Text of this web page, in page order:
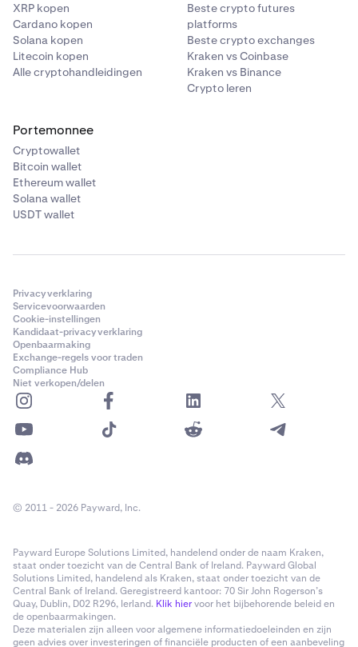
• TRX
• DOT
• AAVE
• SOL
• AVAX
• SHIB
• FTM
• STX
• SUI
• PEPE
• TAO
•
•
•
ditgeencollateral currency is
Als het verlies groter is dan je saldo aan collateral
currencies, worden naar behoefte andere fondsen op je
account aangesproken.
Stel bijvoorbeeld dat je een leveraged positie had op
ADA/BTC.
XRP kopen
Cardano kopen
Solana kopen
Litecoin kopen
Alle cryptohandleidingen
Beste crypto futures
platforms
Beste crypto exchanges
Kraken vs Coinbase
Kraken vs Binance
Crypto leren
Portemonnee
Cryptowallet
Bitcoin wallet
Ethereum wallet
Solana wallet
USDT wallet
Privacyverklaring
Servicevoorwaarden
Cookie-instellingen
Kandidaat-privacyverklaring
Openbaarmaking
Exchange-regels voor traden
Compliance Hub
Niet verkopen/delen
© 2011 - 2026 Payward, Inc.
Payward Europe Solutions Limited, handelend onder de naam Kraken,
staat onder toezicht van de Central Bank of Ireland. Payward Global
Solutions Limited, handelend als Kraken, staat onder toezicht van de
Central Bank of Ireland. Geregistreerd kantoor: 70 Sir John Rogerson’s
Quay, Dublin, D02 R296, Ierland. Klik hiervoor het bijbehorende beleid en
de openbaarmakingen.
Deze materialen zijn alleen voor algemene informatiedoeleinden en zijn
geen advies over investeringen of financiële producten of een aanbeveling